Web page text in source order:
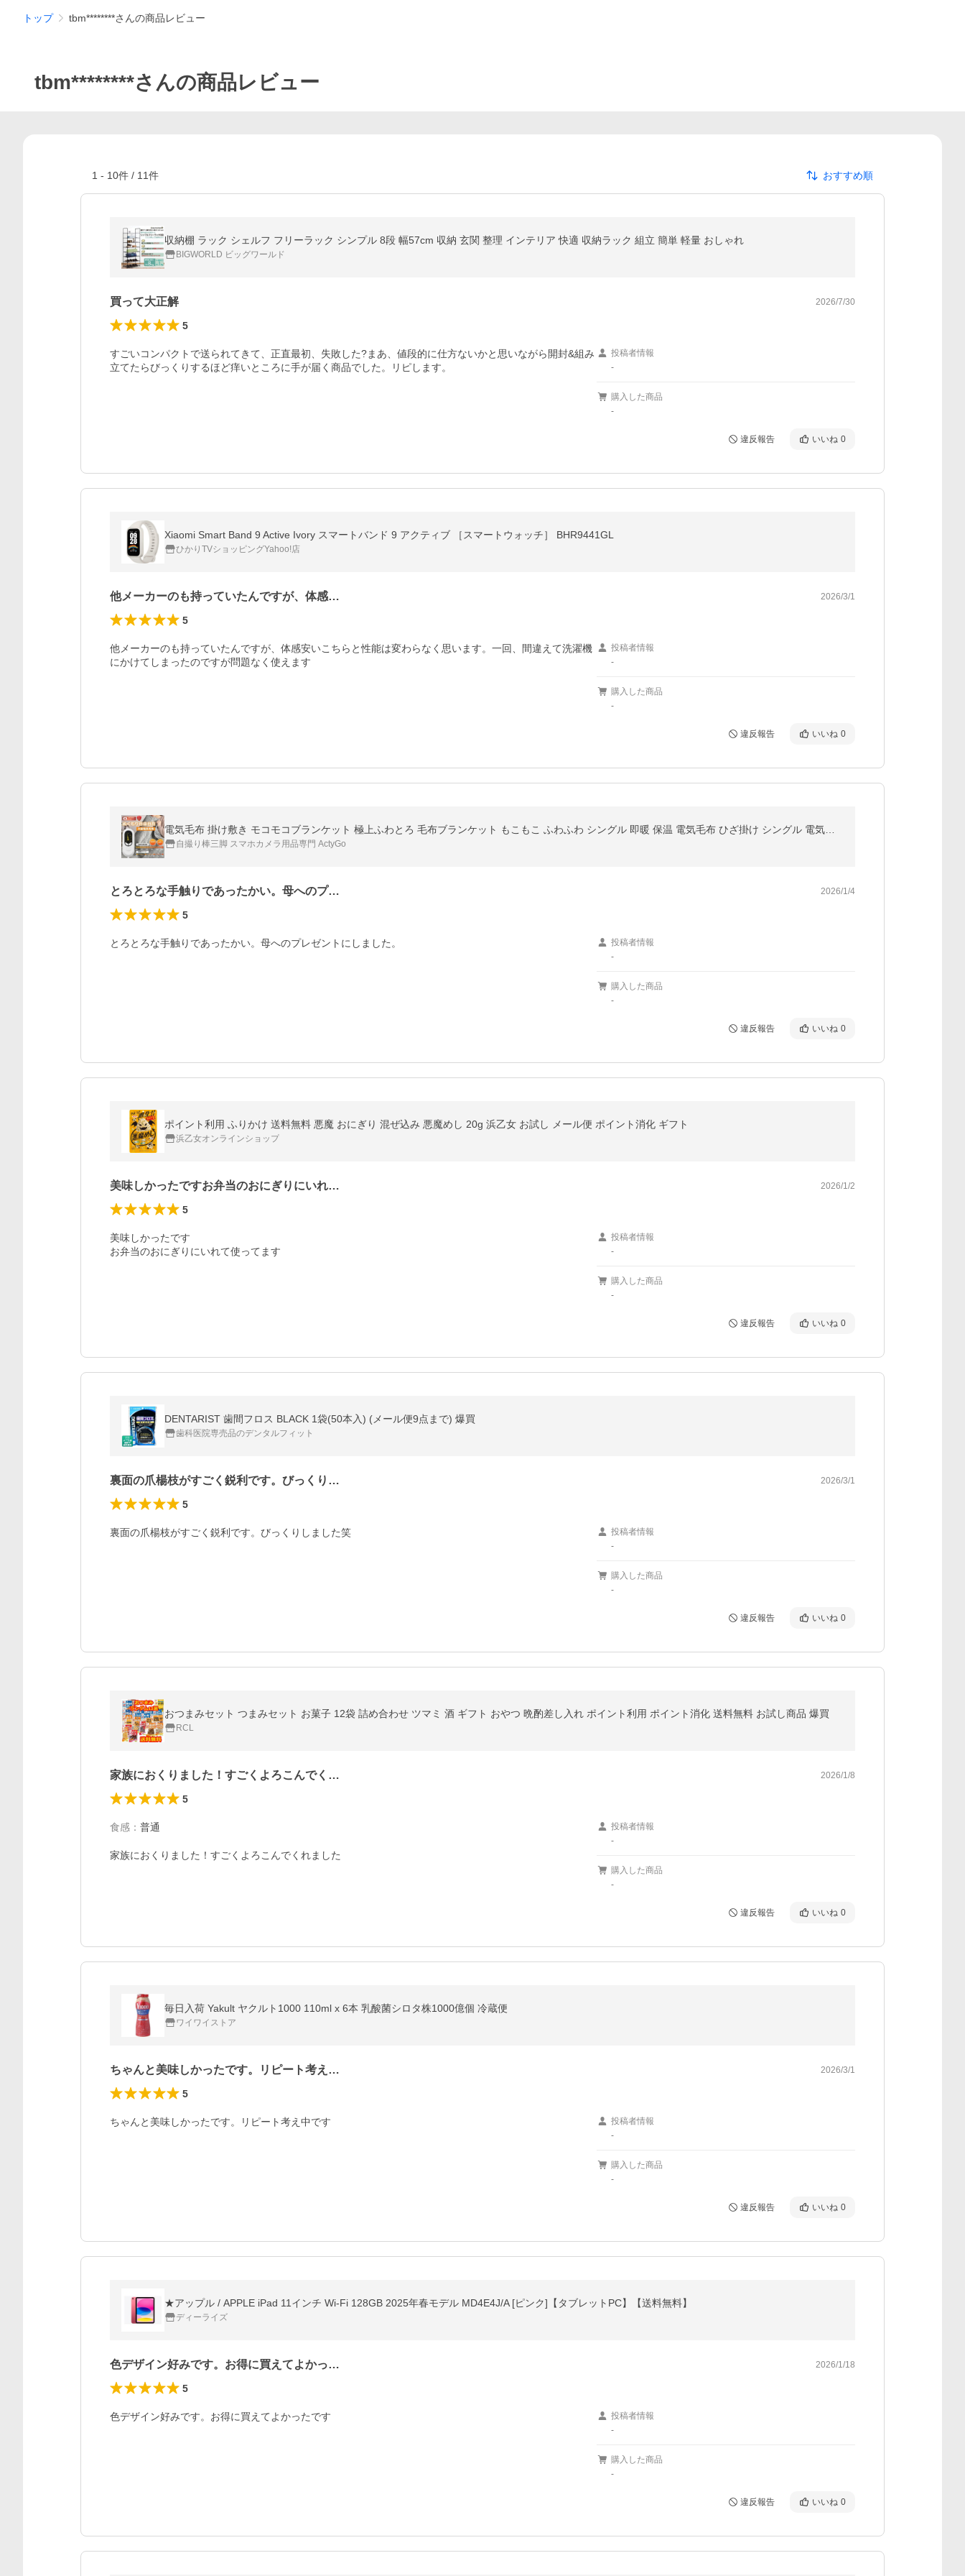
トップ tbm********さんの商品レビュー
tbm********さんの商品レビュー
1 - 10件 / 11件 おすすめ順
収納棚 ラック シェルフ フリーラック シンプル 8段 幅57cm 収納 玄関 整理 インテリア 快適 収納ラック 組立 簡単 軽量 おしゃれ
BIGWORLD ビッグワールド
買って大正解 2026/7/30
5
すごいコンパクトで送られてきて、正直最初、失敗した?まあ、値段的に仕方ないかと思いながら開封&組み
立てたらびっくりするほど痒いところに手が届く商品でした。リピします。
投稿者情報
-
購入した商品
-
違反報告 いいね 0
Xiaomi Smart Band 9 Active Ivory スマートバンド 9 アクティブ ［スマートウォッチ］ BHR9441GL
ひかりTVショッピングYahoo!店
他メーカーのも持っていたんですが、体感… 2026/3/1
5
他メーカーのも持っていたんですが、体感安いこちらと性能は変わらなく思います。一回、間違えて洗濯機
にかけてしまったのですが問題なく使えます
投稿者情報
-
購入した商品
-
違反報告 いいね 0
自撮り棒三脚 スマホカメラ用品専門 ActyGo
とろとろな手触りであったかい。母へのプ… 2026/1/4
5
とろとろな手触りであったかい。母へのプレゼントにしました。
投稿者情報
-
購入した商品
-
違反報告 いいね 0
ポイント利用 ふりかけ 送料無料 悪魔 おにぎり 混ぜ込み 悪魔めし 20g 浜乙女 お試し メール便 ポイント消化 ギフト
浜乙女オンラインショップ
美味しかったですお弁当のおにぎりにいれ… 2026/1/2
5
美味しかったです
お弁当のおにぎりにいれて使ってます
投稿者情報
-
購入した商品
-
違反報告 いいね 0
DENTARIST 歯間フロス BLACK 1袋(50本入) (メール便9点まで) 爆買
歯科医院専売品のデンタルフィット
裏面の爪楊枝がすごく鋭利です。びっくり… 2026/3/1
5
裏面の爪楊枝がすごく鋭利です。びっくりしました笑
投稿者情報
-
購入した商品
-
違反報告 いいね 0
おつまみセット つまみセット お菓子 12袋 詰め合わせ ツマミ 酒 ギフト おやつ 晩酌差し入れ ポイント利用 ポイント消化 送料無料 お試し商品 爆買
RCL
家族におくりました！すごくよろこんでく… 2026/1/8
5
食感 ： 普通
家族におくりました！すごくよろこんでくれました
投稿者情報
-
購入した商品
-
違反報告 いいね 0
毎日入荷 Yakult ヤクルト1000 110ml x 6本 乳酸菌シロタ株1000億個 冷蔵便
ワイワイストア
ちゃんと美味しかったです。リピート考え… 2026/3/1
5
ちゃんと美味しかったです。リピート考え中です
投稿者情報
-
購入した商品
-
違反報告 いいね 0
★アップル / APPLE iPad 11インチ Wi-Fi 128GB 2025年春モデル MD4E4J/A [ピンク]【タブレットPC】【送料無料】
ディーライズ
色デザイン好みです。お得に買えてよかっ… 2026/1/18
5
色デザイン好みです。お得に買えてよかったです
投稿者情報
-
購入した商品
-
違反報告 いいね 0